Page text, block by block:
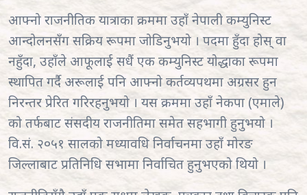
आफ्नो राजनीतिक यात्राका क्रममा उहाँ नेपाली कम्युनिस्ट
आन्दोलनसँग सक्रिय रूपमा जोडिनुभयो । पदमा हुँदा होस् वा
नहुँदा, उहाँले आफूलाई सधैं एक कम्युनिस्ट योद्धाका रूपमा
स्थापित गर्दै अरूलाई पनि आफ्नो कर्तव्यपथमा अग्रसर हुन
निरन्तर प्रेरित गरिरहनुभयो । यस क्रममा उहाँ नेकपा (एमाले)
को तर्फबाट संसदीय राजनीतिमा समेत सहभागी हुनुभयो ।
वि.सं. २०५१ सालको मध्यावधि निर्वाचनमा उहाँ मोरङ
जिल्लाबाट प्रतिनिधि सभामा निर्वाचित हुनुभएको थियो ।